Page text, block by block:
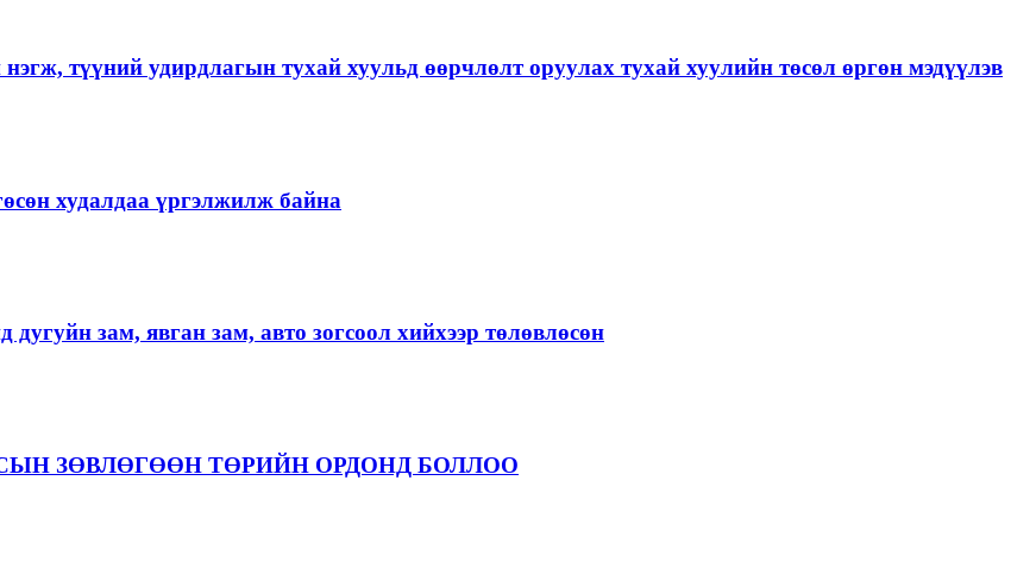
түүний удирдлагын тухай хуульд өөрчлөлт оруулах тухай хуулийн төсөл өргөн мэдүүлэв
худалдаа үргэлжилж байна
зам, явган зам, авто зогсоол хийхээр төлөвлөсөн
ЗӨВЛӨГӨӨН ТӨРИЙН ОРДОНД БОЛЛОО